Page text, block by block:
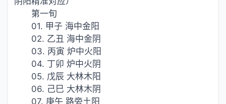
第一旬
01. 甲子 海中金阳
02. 乙丑 海中金阴
03. 丙寅 炉中火阳
04. 丁卯 炉中火阴
05. 戊辰 大林木阳
06. 己巳 大林木阴
07. 庚午 路旁土阳